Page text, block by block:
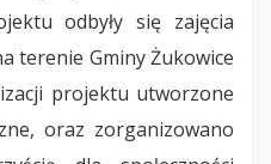
odbyły się zajęcia
terenie Gminy Żukowice
projektu utworzone
oraz zorganizowano